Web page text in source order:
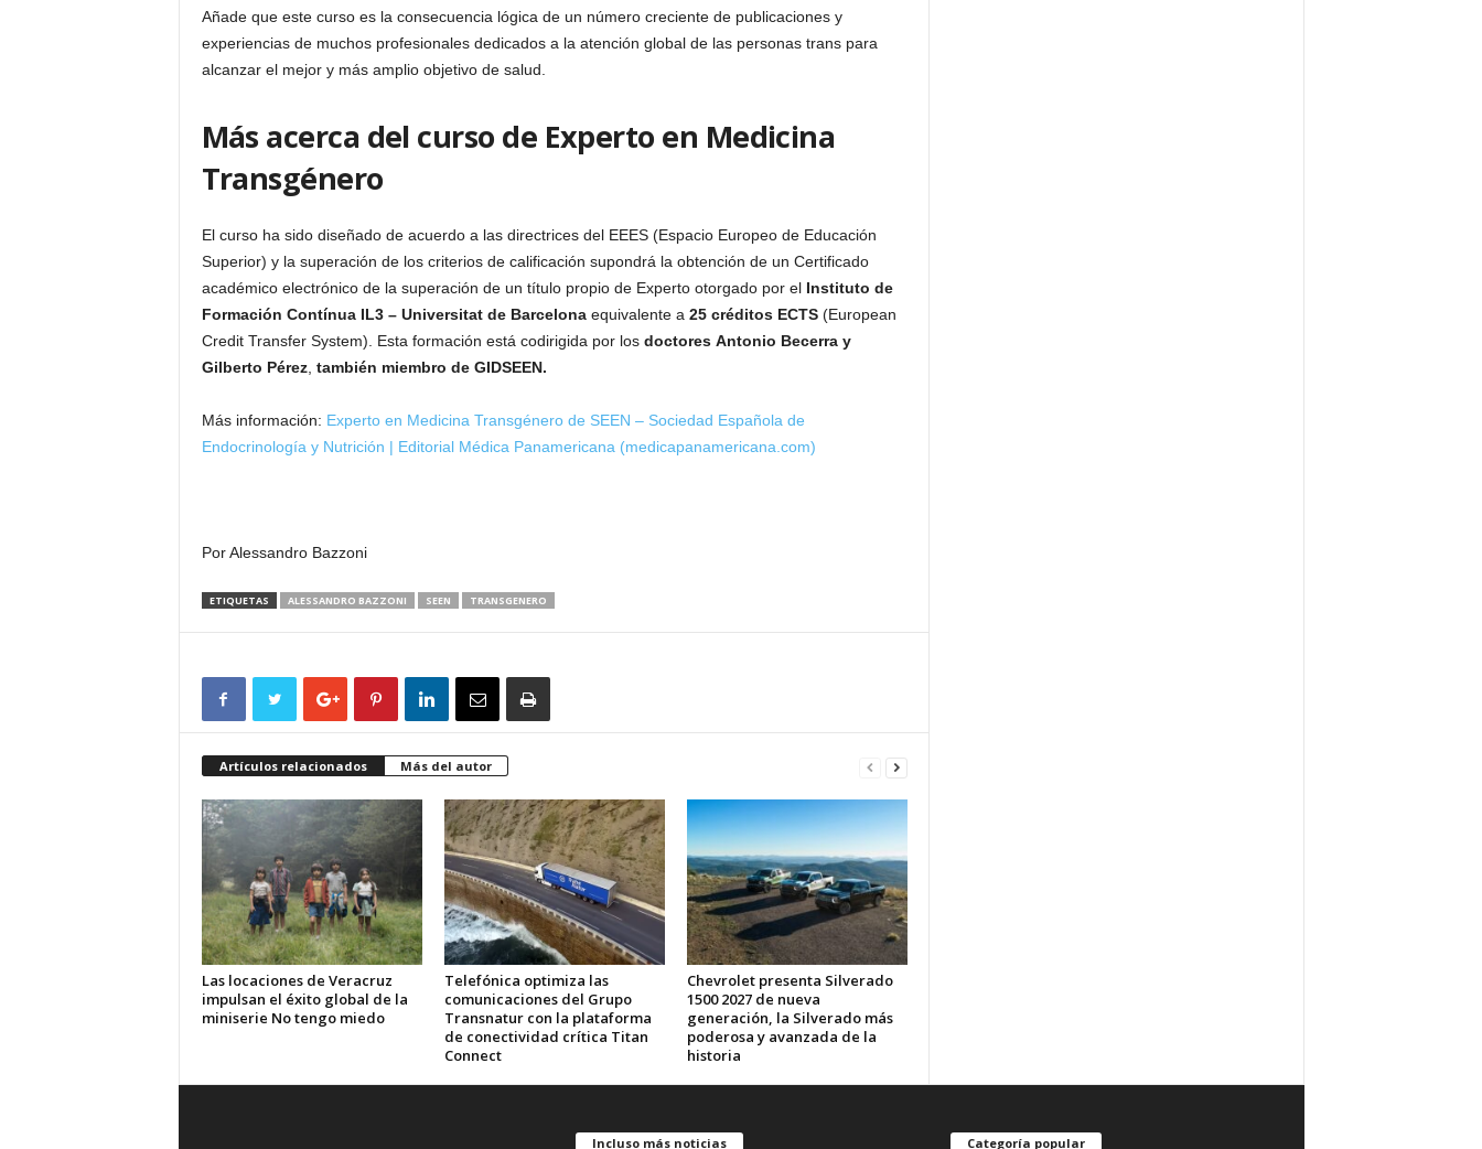
Añade que este curso es la consecuencia lógica de un número creciente de publicaciones y
experiencias de muchos profesionales dedicados a la atención global de las personas trans para
alcanzar el mejor y más amplio objetivo de salud.
Más acerca del curso de Experto en Medicina
Transgénero
El curso ha sido diseñado de acuerdo a las directrices del EEES (Espacio Europeo de Educación
Superior) y la superación de los criterios de calificación supondrá la obtención de un Certificado
académico electrónico de la superación de un título propio de Experto otorgado por el Instituto de
Formación Contínua IL3 – Universitat de Barcelonaequivalente a 25 créditos ECTS(European
Credit Transfer System). Esta formación está codirigida por los doctores Antonio Becerra y
Gilberto Pérez, también miembro de GIDSEEN.
Más información: Experto en Medicina Transgénero de SEEN – Sociedad Española de
Endocrinología y Nutrición | Editorial Médica Panamericana (medicapanamericana.com)
Por Alessandro Bazzoni
ETIQUETAS ALESSANDRO BAZZONI SEEN TRANSGENERO
Artículos relacionados Más del autor
Las locaciones de Veracruz
impulsan el éxito global de la
miniserie No tengo miedo
Telefónica optimiza las
comunicaciones del Grupo
Transnatur con la plataforma
de conectividad crítica Titan
Connect
Chevrolet presenta Silverado
1500 2027 de nueva
generación, la Silverado más
poderosa y avanzada de la
historia
Incluso más noticias Categoría popular